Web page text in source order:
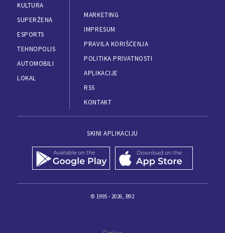
KULTURA
SUPERŽENA
ESPORTS
TEHNOPOLIS
AUTOMOBILI
LOKAL
MARKETING
IMPRESUM
PRAVILA KORIŠĆENJA
POLITIKA PRIVATNOSTI
APLIKACIJE
RSS
KONTAKT
SKINI APLIKACIJU
© 1995 - 2026, B92